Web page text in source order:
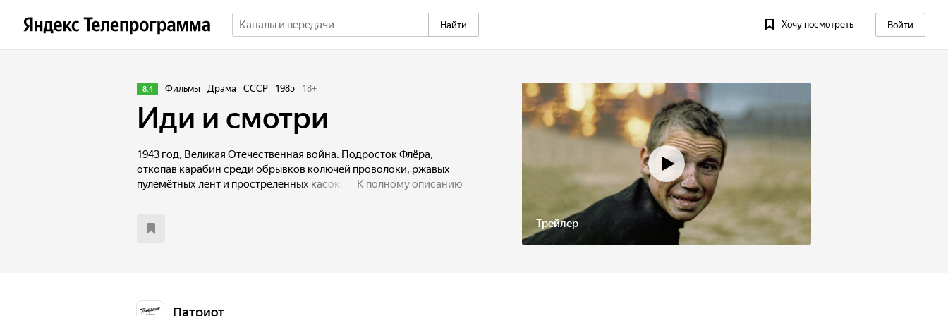
Найти Хочу посмотреть Войти
Трейлер
8.4 Фильмы Драма СССР 1985 18+
Иди и смотри
1943 год, Великая Отечественная война. Подросток Флёра,
откопав карабин среди обрывков колючей проволоки, ржавых
пулемётных лент и простреленных касок, отправляется в лес
К полному описанию
Патриот